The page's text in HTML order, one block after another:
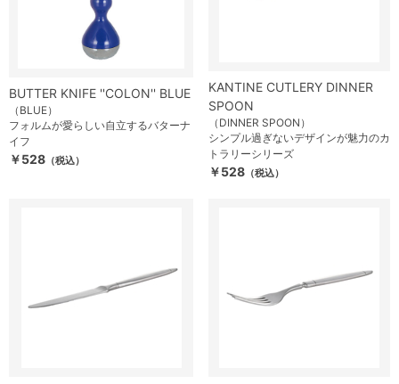
BUTTER KNIFE ''COLON'' BLUE
（BLUE）
フォルムが愛らしい自立するバターナ
イフ
￥528 （税込）
KANTINE CUTLERY DINNER
SPOON
（DINNER SPOON）
シンプル過ぎないデザインが魅力のカ
トラリーシリーズ
￥528 （税込）